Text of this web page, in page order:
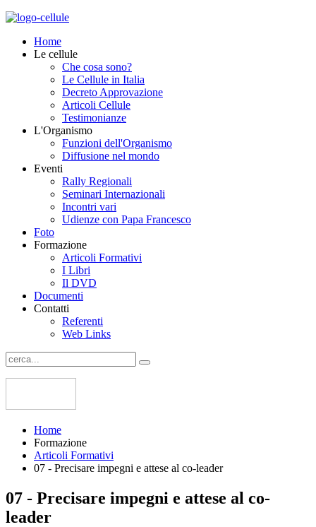
Home
Le cellule
Che cosa sono?
Le Cellule in Italia
Decreto Approvazione
Articoli Cellule
Testimonianze
L'Organismo
Funzioni dell'Organismo
Diffusione nel mondo
Eventi
Rally Regionali
Seminari Internazionali
Incontri vari
Udienze con Papa Francesco
Foto
Formazione
Articoli Formativi
I Libri
Il DVD
Documenti
Contatti
Referenti
Web Links
Home
Formazione
Articoli Formativi
07 - Precisare impegni e attese al co-leader
07 - Precisare impegni e attese al co-
leader